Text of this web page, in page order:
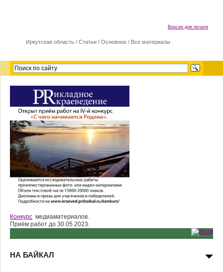
Версия для печати
Иркутская область / Cтатьи / Основное / Все материалы
Конкурс медиаматериалов.
Приём работ до 30.05.2023.
НА БАЙКАЛ